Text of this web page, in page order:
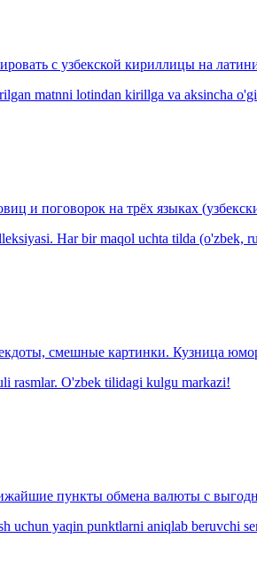
с узбекской кириллицы на
matnni lotindan kirillga va aksincha
и поговорок на трёх языках
Har bir maqol uchta tilda (o'zbek,
смешные картинки. Кузница
rasmlar. O'zbek tilidagi kulgu markazi!
пункты обмена валюты с
uchun yaqin punktlarni aniqlab beruvchi